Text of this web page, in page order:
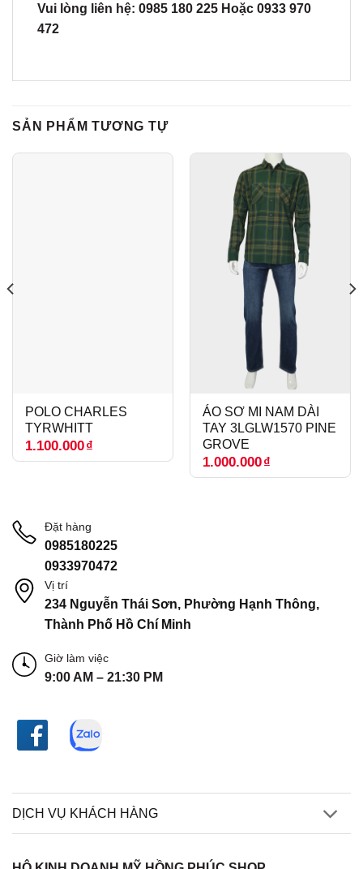
Vui lòng liên hệ: 0985 180 225 Hoặc 0933 970
472
SẢN PHẨM TƯƠNG TỰ
POLO CHARLES
TYRWHITT
1.100.000₫
ÁO SƠ MI NAM DÀI
TAY 3LGLW1570 PINE
GROVE
1.000.000₫
Đặt hàng
0985180225
0933970472
Vị trí
234 Nguyễn Thái Sơn, Phường Hạnh Thông,
Thành Phố Hồ Chí Minh
Giờ làm việc
9:00 AM – 21:30 PM
DỊCH VỤ KHÁCH HÀNG